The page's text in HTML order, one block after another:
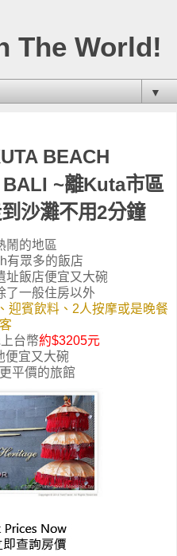
The World!
▼
BEACH
~離Kuta市區
沙灘不用2分鐘
鬧的地區
有眾多的飯店
址飯店便宜又大碗
了一般住房以外
迎賓飲料、2人按摩或是晚餐
台幣約$3205元
便宜又大碗
平價的旅館